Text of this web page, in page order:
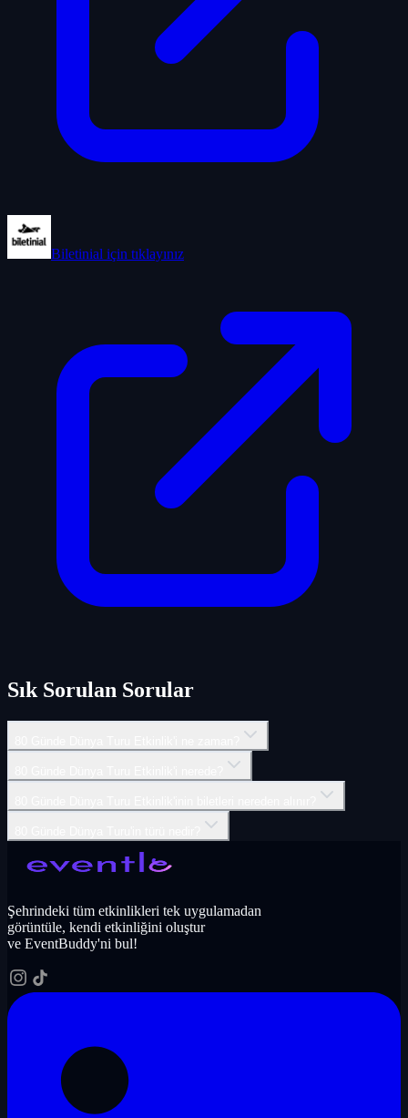
Biletinial için tıklayınız
Sık Sorulan Sorular
Şehrindeki tüm etkinlikleri tek uygulamadan
görüntüle, kendi etkinliğini oluştur
ve EventBuddy'ni bul!